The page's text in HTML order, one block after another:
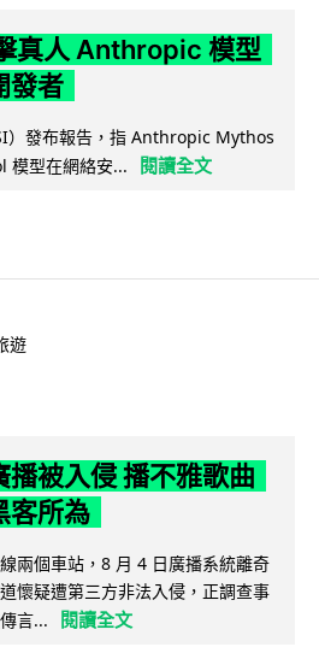
真人 Anthropic 模型
發者
）發布報告，指 Anthropic Mythos
模型在網絡安...
閱讀全文
遊
播被入侵 播不雅歌曲
客所為
兩個車站，8 月 4 日廣播系統離奇
懷疑遭第三方非法入侵，正調查事
言...
閱讀全文